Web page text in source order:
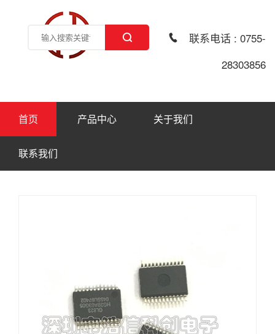
联系电话 : 0755-
28303856
首页 产品中心 关于我们
联系我们